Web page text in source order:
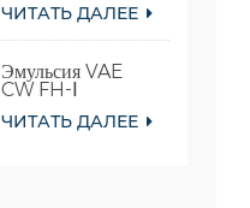
ЧИТАТЬ ДАЛЕЕ
Эмульсия VAE
CW FH-Ⅰ
ЧИТАТЬ ДАЛЕЕ